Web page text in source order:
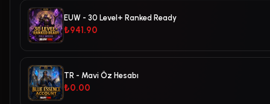
EUW - 30 Level+ Ranked Ready
₺941.90
TR - Mavi Öz Hesabı
₺0.00